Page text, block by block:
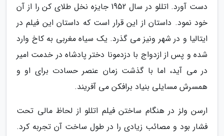
دست آورد. اتللو در سال 1952 جایزه نخل طلای کن را از آن
خود نمود. داستان از این قرار است که داستان این فیلم در
ایتالیا و در شهر ونیز می گذرد. یک سیاه مغربی به کاخ وارد
شده و پس از ازدواج با دزدمونا دختر پادشاه در خدمت امیر
در می آید، اما با گذشت زمان عنصر حسادت برای او و
همسرش مسایلی بنیاد برافکن می آفریند.
ارسن ولز در هنگام ساختن فیلم اتللو از لحاظ مالی تحت
فشار بود و مصائب زیادی را در طول ساخت آن تجربه کرد.